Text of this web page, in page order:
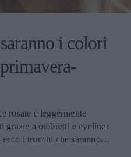
i colori
rosate e leggermente
grazie a ombretti e eyeliner
i trucchi che saranno